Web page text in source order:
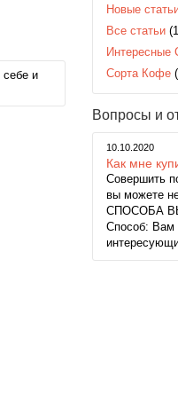
и
Новые
Все статьи
Интересные
Сорта Кофе
Вопросы и
10.10.2020
Как мне
Совершить
вы можете
СПОСОБА
Способ: Вам